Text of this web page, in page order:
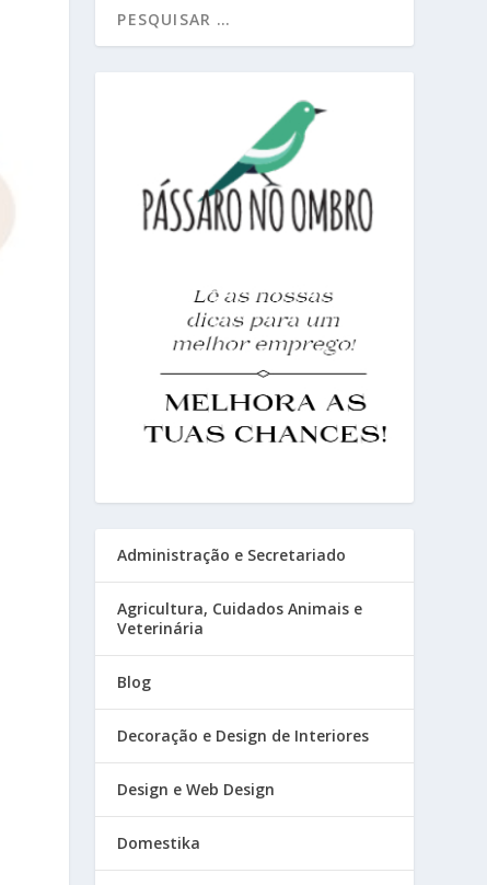
Administração e Secretariado
Agricultura, Cuidados Animais e
Veterinária
Blog
Decoração e Design de Interiores
Design e Web Design
Domestika